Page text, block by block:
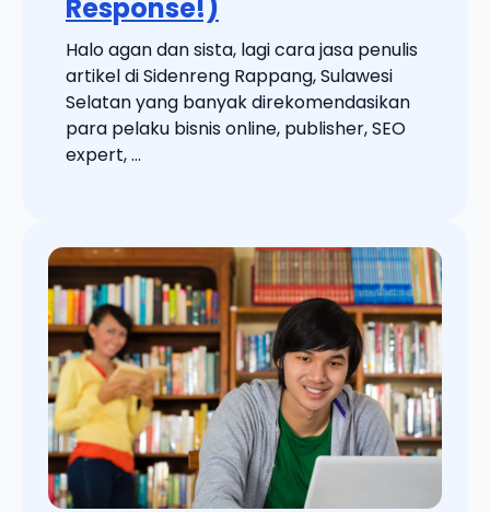
Response!)
Halo agan dan sista, lagi cara jasa penulis
artikel di Sidenreng Rappang, Sulawesi
Selatan yang banyak direkomendasikan
para pelaku bisnis online, publisher, SEO
expert, ...